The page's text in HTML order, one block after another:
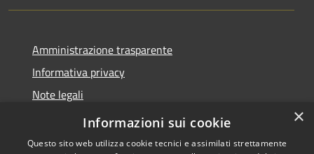
Amministrazione trasparente
Informativa privacy
Note legali
Dichiarazione di accessibilità
×
Informazioni sui cookie
Questo sito web utilizza cookie tecnici e assimilati strettamente